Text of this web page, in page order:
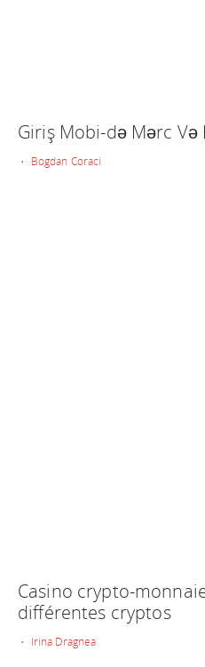
Giriş Mobi-də Mərc Və
• Bogdan Coraci
Casino crypto-
différentes cryptos
• Irina Dragnea